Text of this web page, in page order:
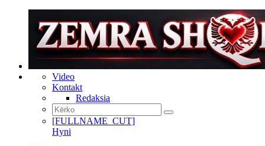
Video
Kontakt
Redaksia
[FULLNAME_CUT]
Hyni